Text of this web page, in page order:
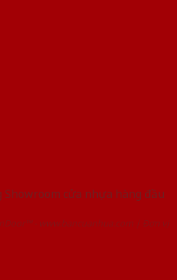
Showroom cửa nhựa hàng đầu
- www.bancuanhua.com | Đơn vị